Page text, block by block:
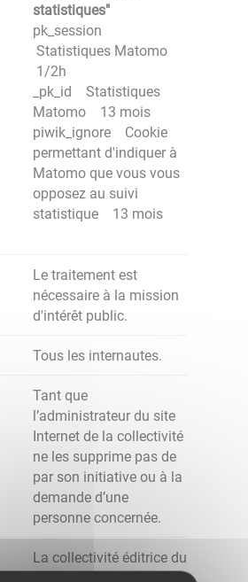
statistiques"
pk_session
Statistiques Matomo
1/2h
_pk_id Statistiques
Matomo 13 mois
piwik_ignore Cookie
permettant d'indiquer à
Matomo que vous vous
opposez au suivi
statistique 13 mois
Le traitement est
nécessaire à la mission
d'intérêt public.
Tous les internautes.
Tant que
l’administrateur du site
Internet de la collectivité
ne les supprime pas de
par son initiative ou à la
demande d’une
personne concernée.
La collectivité éditrice du